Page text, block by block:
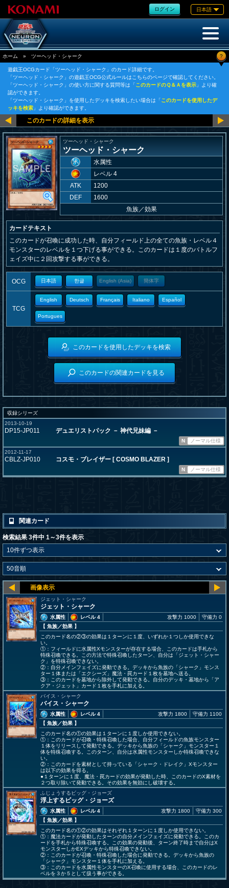
ログイン 日本語
ホーム » ツーヘッド・シャーク ?
遊戯王OCGカード「ツーヘッド・シャーク」のカード詳細です。
「ツーヘッド・シャーク」の遊戯王OCG公式ルールはこちらのページで確認してください。
「ツーヘッド・シャーク」の使い方に関する質問等は「このカードのＱ＆Ａを表示 」より確
認ができます。
「ツーヘッド・シャーク」を使用したデッキを検索したい場合は「このカードを使用したデ
ッキを検索 」より確認ができます。
ツーヘッド・シャーク
ツーヘッド・シャーク
水属性
レベル 4
ATK
1200
DEF
1600
魚族／効果
カードテキスト
このカードが召喚に成功した時、自分フィールド上の全ての魚族・レベル４
モンスターのレベルを１つ下げる事ができる。このカードは１度のバトルフ
ェイズ中に２回攻撃する事ができる。
OCG 日本語 한글 English (Asia) 簡体字
TCG
English Deutsch Français Italiano Español
Portugues
このカードを使用したデッキを検索
このカードの関連カードを見る
収録シリーズ
2013-10-19
DP15-JP011 デュエリストパック － 神代兄妹編 －
N
ノーマル仕様
2012-11-17
CBLZ-JP010 コスモ・ブレイザー [ COSMO BLAZER ]
N ノーマル仕様
関連カード
検索結果 3件中 1～3件を表示
ジェット・シャーク
ジェット・シャーク
水属性
レベル 4
【 魚族／効果 】
攻撃力 1000 守備力 0
このカード名の②③の効果は１ターンに１度、いずれか１つしか使用できな
い。
①：フィールドに水属性Xモンスターが存在する場合、このカードは手札から
特殊召喚できる。この方法で特殊召喚したターン、自分は「ジェット・シャー
ク」を特殊召喚できない。
②：自分メインフェイズに発動できる。デッキから魚族の「シャーク」モンス
ター１体または「エクシーズ」魔法・罠カード１枚を墓地へ送る。
③：このカードを墓地から除外して発動できる。自分のデッキ・墓地から「ア
クア・ジェット」カード１枚を手札に加える。
バイス・シャーク
バイス・シャーク
水属性
レベル 4
【 魚族／効果 】
攻撃力 1800 守備力 1100
このカード名の①の効果は１ターンに１度しか使用できない。
①：このカードが召喚・特殊召喚した場合、自分フィールドの魚族モンスター
１体をリリースして発動できる。デッキから魚族の「シャーク」モンスター１
体を特殊召喚する。このターン、自分は水属性モンスターしか特殊召喚できな
い。
②：このカードを素材として持っている「シャーク・ドレイク」Xモンスター
は以下の効果を得る。
●１ターンに１度、魔法・罠カードの効果が発動した時、このカードのX素材を
２つ取り除いて発動できる。その効果を無効にし破壊する。
ふじょうするビッグ・ジョーズ
浮上するビッグ・ジョーズ
水属性
レベル 4
【 魚族／効果 】
攻撃力 1800 守備力 300
このカード名の①②の効果はそれぞれ１ターンに１度しか使用できない。
①：魔法カードが発動したターンの自分メインフェイズに発動できる。このカ
ードを手札から特殊召喚する。この効果の発動後、ターン終了時まで自分はX
モンスターしかEXデッキから特殊召喚できない。
②：このカードが召喚・特殊召喚した場合に発動できる。デッキから魚族の
「シャーク」モンスター１体を手札に加える。
③：このカードを水属性モンスターのX召喚に使用する場合、このカードのレ
ベルを３か５として扱う事ができる。